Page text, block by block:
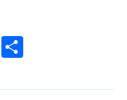
R
ar